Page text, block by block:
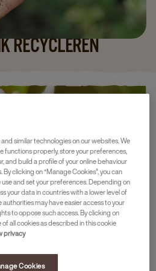
RECYCLEREN
similar technologies on our websites. We
functions properly, store your preferences,
and build a profile of your online behaviour
clicking on “Manage Cookies”, you can
and set your preferences. Depending on
your data in countries with a lower level of
may have easier access to your
to oppose such access. By clicking on
of all cookies as described in this cookie
privacy
Cookies